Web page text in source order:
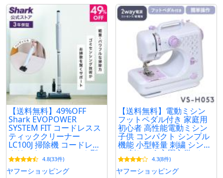
【送料無料】49%OFF
Shark EVOPOWER
SYSTEM FIT コードレスス
ティッククリーナー
LC100J 掃除機 コードレス
クリーナー スティック型
2WAY スタンド付き 吸引力
強力 軽量
4.8(33件)
ヤフーショッピング
【送料無料】電動ミシン
フットペダル付き 家庭用
初心者 高性能電動ミシン
子供 コンパクト シンプル
機能 小型軽量 刺繍 シンプ
ル 刺しゅう入園入学 ベル
ソス 4.3(8件)
ヤフーショッピング